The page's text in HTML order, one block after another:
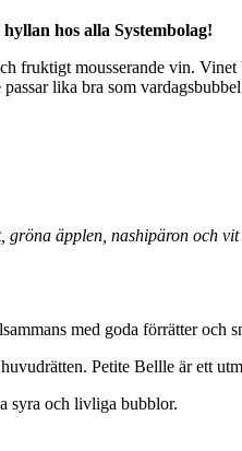
hos alla Systembolag!
fruktigt mousserande vin.
lika bra som
äpplen, nashipäron och
med goda förrätter och
Petite Bellle är ett
syra och livliga bubblor.